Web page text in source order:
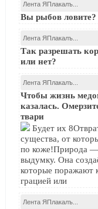
Лента ЯПлакалъ...
Вы рыбов ловите?
Лента ЯПлакалъ...
Так разрешать
или нет?
Лента ЯПлакалъ...
Чтобы жизнь
казалась.
твари
Будет их
существа, от
по коже!Природа —
выдумку. Она
которые поражают
грацией или
Лента ЯПлакалъ...